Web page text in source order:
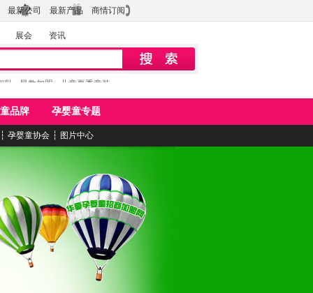
最新公司 最新产品 商情订阅
展会 资讯
乳 早教加盟 儿童夏季童装
品牌 孕婴童专题
┆ 孕婴童协会 ┆ 图片中心